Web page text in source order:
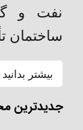
نفت و
ساختمان
بیشتر
جدیدترین